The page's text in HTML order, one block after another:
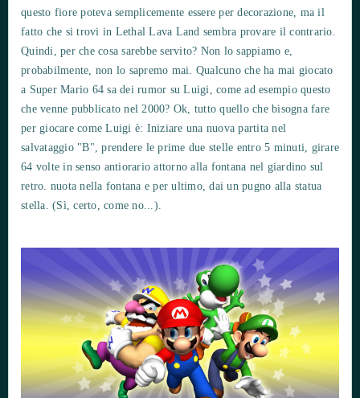
questo fiore poteva semplicemente essere per decorazione, ma il
fatto che si trovi in Lethal Lava Land sembra provare il contrario.
Quindi, per che cosa sarebbe servito? Non lo sappiamo e,
probabilmente, non lo sapremo mai. Qualcuno che ha mai giocato
a Super Mario 64 sa dei rumor su Luigi, come ad esempio questo
che venne pubblicato nel 2000? Ok, tutto quello che bisogna fare
per giocare come Luigi è: Iniziare una nuova partita nel
salvataggio "B", prendere le prime due stelle entro 5 minuti, girare
64 volte in senso antiorario attorno alla fontana nel giardino sul
retro. nuota nella fontana e per ultimo, dai un pugno alla statua
stella. (Sì, certo, come no...).